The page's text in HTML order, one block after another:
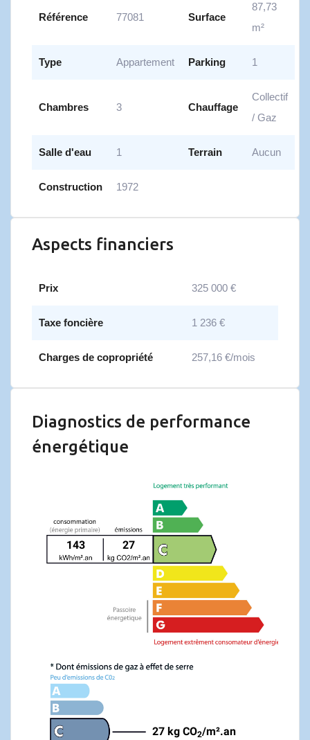
Référence 77081 Surface
87,73
m²
Type Appartement Parking 1
Chambres 3 Chauffage
Collectif
/ Gaz
Salle d'eau 1 Terrain Aucun
Construction 1972
Aspects financiers
Prix 325 000 €
Taxe foncière 1 236 €
Charges de copropriété 257,16 €/mois
Diagnostics de performance
énergétique
143 27
27 kg CO2/m².an